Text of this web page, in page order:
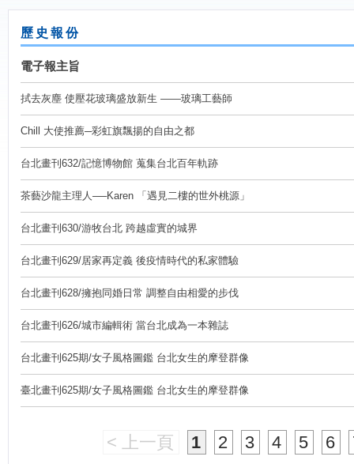
歷史報份
電子報主旨
拭去灰塵 使壓花玻璃盛放新生 ——玻璃工藝師
Chill 大使推薦─彩虹旗飄揚的自由之都
台北畫刊632/記憶博物館 蒐集台北百年軌跡
茶藝沙龍主理人──Karen 「遇見二樓的世外桃源」
台北畫刊630/游牧台北 跨越虛實的城界
台北畫刊629/居家再定義 後疫情時代的私家體驗
台北畫刊628/擁抱同婚日常 調整自由相愛的步伐
台北畫刊626/城市編輯術 當台北成為一本雜誌
台北畫刊625期/女子風格圖鑑 台北女生的摩登群像
臺北畫刊625期/女子風格圖鑑 台北女生的摩登群像
< 上一頁 1 2 3 4 5 6